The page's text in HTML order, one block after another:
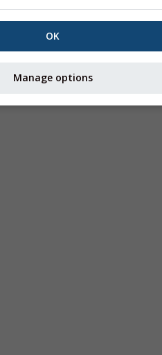
OK
Manage options